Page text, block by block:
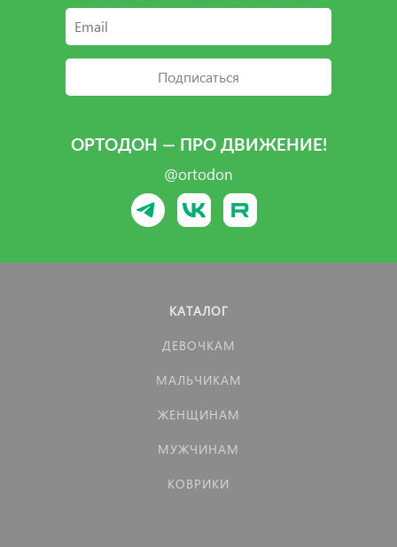
Подписаться
ОРТОДОН — ПРО ДВИЖЕНИЕ!
@ortodon
КАТАЛОГ
ДЕВОЧКАМ
МАЛЬЧИКАМ
ЖЕНЩИНАМ
МУЖЧИНАМ
КОВРИКИ